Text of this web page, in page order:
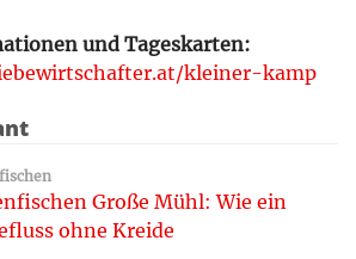
und Tageskarten:
kleiner-kamp
Große Mühl: Wie ein
ohne Kreide